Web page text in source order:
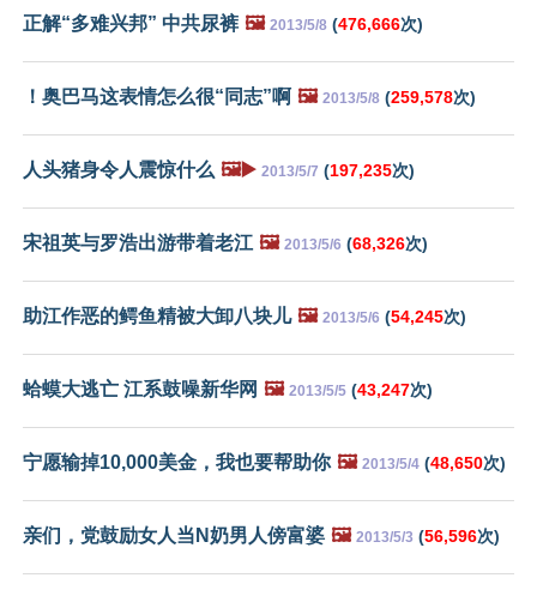
正解“多难兴邦” 中共尿裤 🖼️ 2013/5/8 (476,666次)
！奥巴马这表情怎么很“同志”啊 🖼️ 2013/5/8 (259,578次)
人头猪身令人震惊什么 🖼️▶️ 2013/5/7 (197,235次)
宋祖英与罗浩出游带着老江 🖼️ 2013/5/6 (68,326次)
助江作恶的鳄鱼精被大卸八块儿 🖼️ 2013/5/6 (54,245次)
蛤蟆大逃亡 江系鼓噪新华网 🖼️ 2013/5/5 (43,247次)
宁愿输掉10,000美金，我也要帮助你 🖼️ 2013/5/4 (48,650次)
亲们，党鼓励女人当N奶男人傍富婆 🖼️ 2013/5/3 (56,596次)